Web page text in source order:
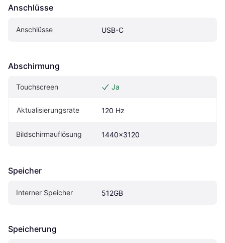
Anschlüsse
Anschlüsse USB-C
Abschirmung
Touchscreen Ja
Aktualisierungsrate 120 Hz
Bildschirmauflösung 1440x3120
Speicher
Interner Speicher 512GB
Speicherung